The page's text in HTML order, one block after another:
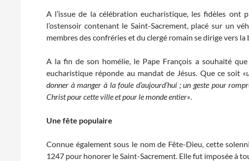
A l’issue de la célébration eucharistique, les fidèles
l’ostensoir contenant le Saint-Sacrement, placé sur un
membres des confréries et du clergé romain se dirige vers
A la fin de son homélie, le Pape François a souhaité
eucharistique réponde au mandat de Jésus. Que ce soit
donner à manger à la foule d’aujourd’hui ; un geste pour
Christ pour cette ville et pour le monde entier».
Une fête populaire
Connue également sous le nom de Fête-Dieu, cette
1247 pour honorer le Saint-Sacrement. Elle fut imposée à